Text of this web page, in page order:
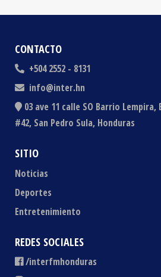
CONTACTO
+504 2552 - 8131
info@inter.hn
03 ave 11 calle SO Barrio
#42, San Pedro Sula, Honduras
SITIO
Noticias
Deportes
Entretenimiento
REDES SOCIALES
/interfmhonduras